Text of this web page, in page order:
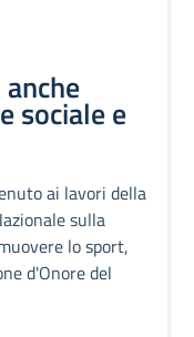
sociale e
ai lavori della
sulla
lo sport,
d'Onore del